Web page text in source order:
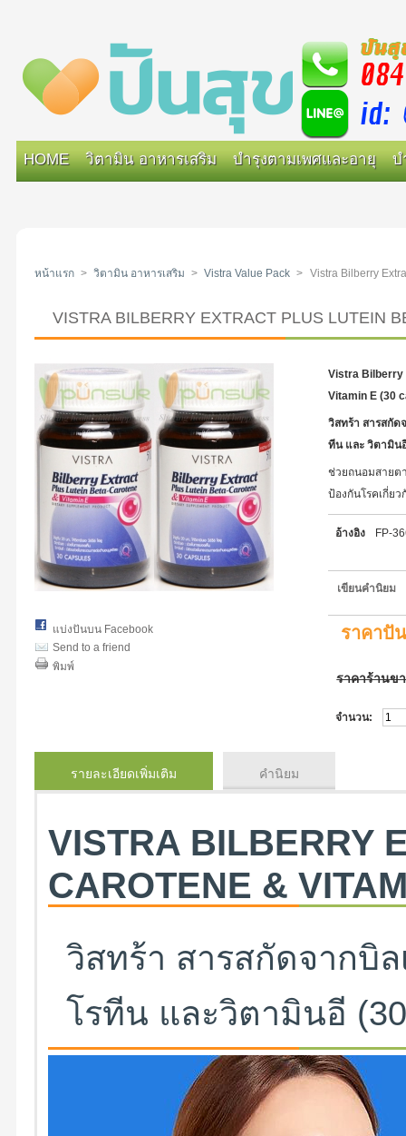
HOME วิตามิน อาหารเสริม บำรุงตามเพศและอายุ บ
หน้าแรก > วิตามิน อาหารเสริม > Vistra Value Pack > Vistra Bilberry
VISTRA BILBERRY EXTRACT PLUS LUTEIN
แบ่งปันบน Facebook
Send to a friend
พิมพ์
Vistra Bilberry
Vitamin E (30
วิสทร้า สารสกัด
ทีน และ วิตามิน
ช่วยถนอมสายต
ป้องกันโรคเกี่ย
อ้างอิง FP-
เขียนคำนิยม
ราคาปั
ราคาร้านข
จำนวน:
รายละเอียดเพิ่มเติม คำนิยม
VISTRA BILBERRY
CAROTENE &
วิสทร้า สารสกัดจากบิ
โรทีน และวิตามินอี